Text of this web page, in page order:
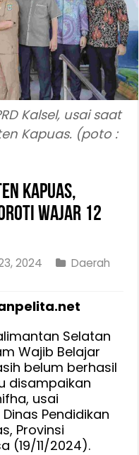
Kalsel, usai saat
Kapuas. (poto :
Kapuas,
Wajar 12
2024
Daerah
Selatan
Wajib Belajar
belum berhasil
disampaikan
usai
Pendidikan
Provinsi
(19/11/2024).